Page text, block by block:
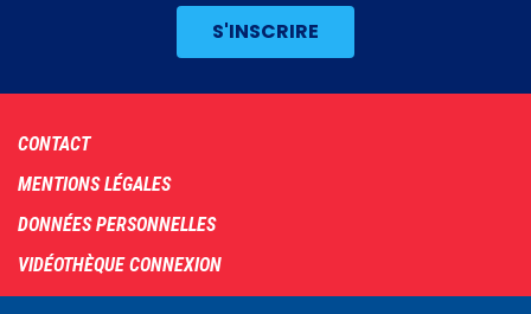
Footer
menu
CONTACT
MENTIONS LÉGALES
DONNÉES PERSONNELLES
VIDÉOTHÈQUE CONNEXION